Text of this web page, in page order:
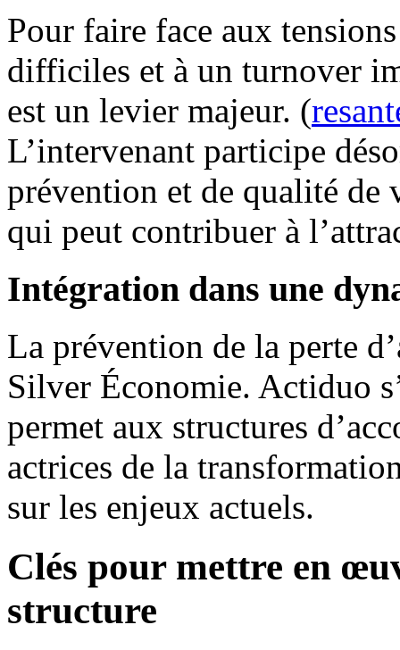
Pour faire face aux
difficiles et à un turnover
est un levier majeur. (
L’intervenant participe
prévention et de qualité
qui peut contribuer à
Intégration dans une
La prévention de la perte
Silver Économie. Actiduo
permet aux structures
actrices de la
sur les enjeux actuels.
Clés pour mettre en
structure